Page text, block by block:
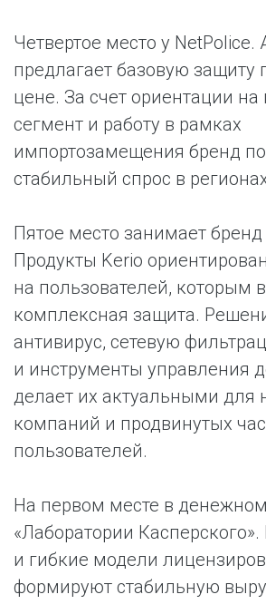
Четвертое место у NetPolice.
предлагает базовую защиту
цене. За счет ориентации
сегмент и работу в рамках
импортозамещения бренд
стабильный спрос в
Пятое место занимает бренд
Продукты Kerio
на пользователей, которым
комплексная защита.
антивирус, сетевую
и инструменты управления
делает их актуальными для
компаний и продвинутых
пользователей.
На первом месте в
«Лаборатории
и гибкие модели
формируют стабильную